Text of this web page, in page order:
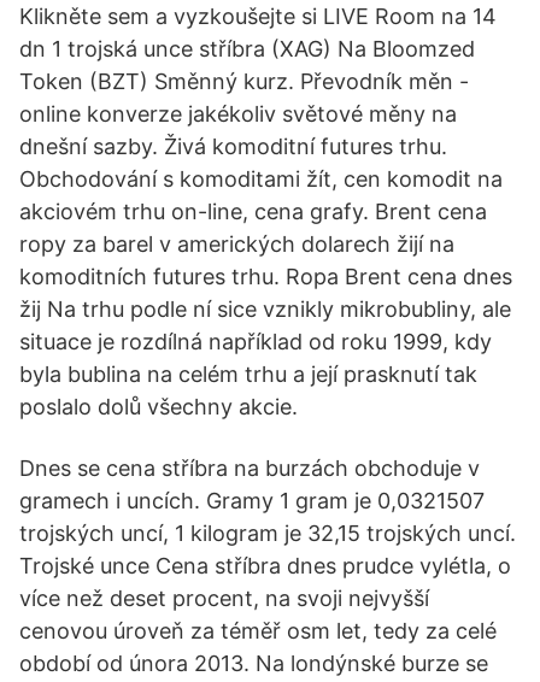
Klikněte sem a vyzkoušejte si LIVE Room na 14
dn 1 trojská unce stříbra (XAG) Na Bloomzed
Token (BZT) Směnný kurz. Převodník měn -
online konverze jakékoliv světové měny na
dnešní sazby. Živá komoditní futures trhu.
Obchodování s komoditami žít, cen komodit na
akciovém trhu on-line, cena grafy. Brent cena
ropy za barel v amerických dolarech žijí na
komoditních futures trhu. Ropa Brent cena dnes
žij Na trhu podle ní sice vznikly mikrobubliny, ale
situace je rozdílná například od roku 1999, kdy
byla bublina na celém trhu a její prasknutí tak
poslalo dolů všechny akcie.
Dnes se cena stříbra na burzách obchoduje v
gramech i uncích. Gramy 1 gram je 0,0321507
trojských uncí, 1 kilogram je 32,15 trojských uncí.
Trojské unce Cena stříbra dnes prudce vylétla, o
více než deset procent, na svoji nejvyšší
cenovou úroveň za téměř osm let, tedy za celé
období od února 2013. Na londýnské burze se